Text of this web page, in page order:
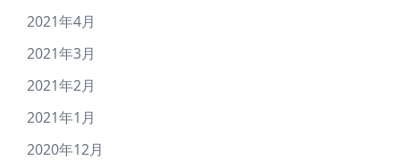
2021年4月
2021年3月
2021年2月
2021年1月
2020年12月